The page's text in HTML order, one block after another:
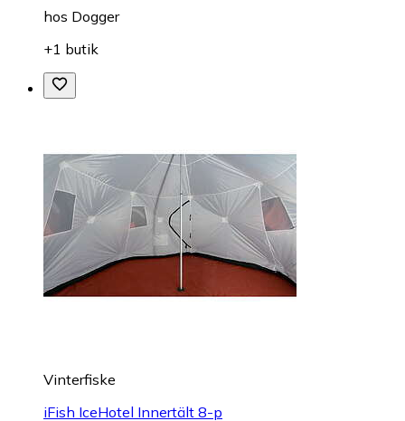
hos Dogger
+1 butik
Vinterfiske
iFish IceHotel Innertält 8-p